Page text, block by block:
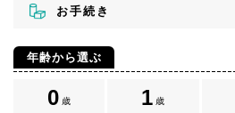
お手続き
年齢から選ぶ
0 歳 1 歳